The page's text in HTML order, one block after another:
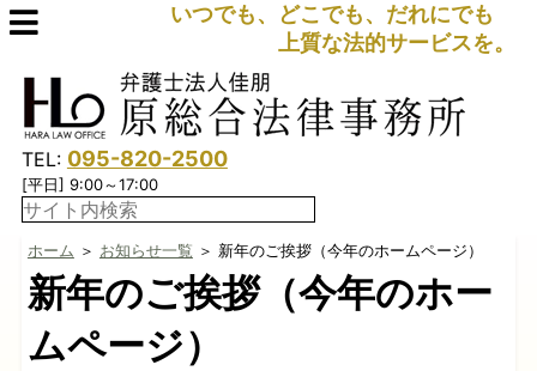
いつでも、どこでも、だれにでも
上質な法的サービスを。
TEL: 095-820-2500
[平日] 9:00～17:00
ホーム ＞ お知らせ一覧 ＞ 新年のご挨拶（今年のホームページ）
新年のご挨拶（今年のホー
ムページ）